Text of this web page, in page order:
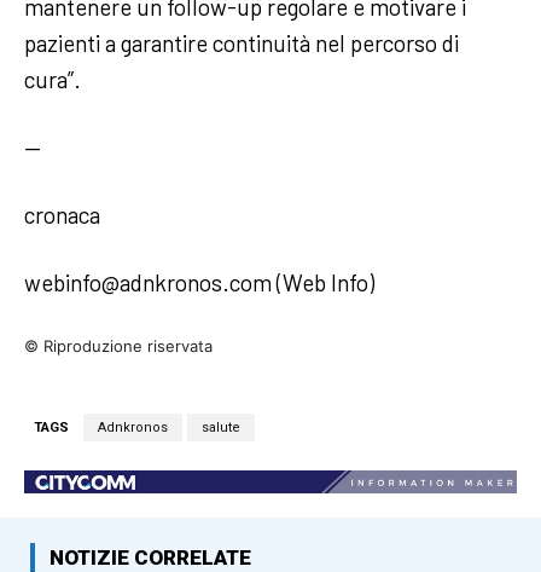
mantenere un follow-up regolare e motivare i
pazienti a garantire continuità nel percorso di
cura”.
—
cronaca
webinfo@adnkronos.com (Web Info)
© Riproduzione riservata
TAGS Adnkronos salute
NOTIZIE CORRELATE